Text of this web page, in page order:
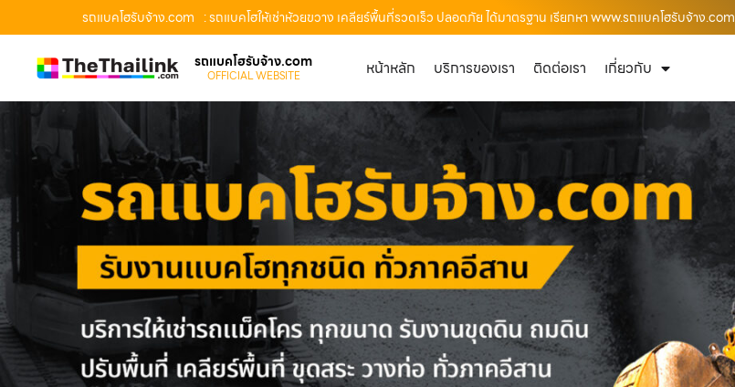
รถแบคโฮรับจ้าง.com : รถแบคโฮให้เช่าห้วยขวาง เคลียร์พื้นที่รวดเร็ว ปลอดภัย ได้มาตรฐาน เรียกหา www.รถแบคโฮรับจ้าง.com
รถแบคโฮรับจ้าง.com
OFFICIAL WEBSITE หน้าหลัก บริการของเรา ติดต่อเรา เกี่ยวกับ